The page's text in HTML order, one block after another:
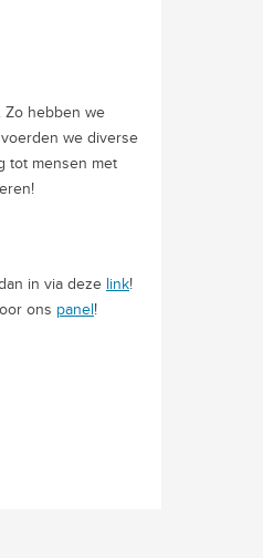
Zo hebben we
we diverse
tot mensen met
in via deze link!
ons panel !